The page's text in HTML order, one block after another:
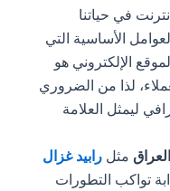
في حياتنا
الأساسية التي
الإلكتروني هو
لذا من الضروري
ليمثل العلامة
مثلرابيد غزال
التطورات